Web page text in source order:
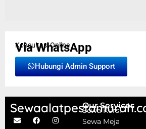
Konsultasi Online
Via WhatsApp
Hubungi Admin Support
Our Services
Sewa Kursi
Sewa Meja